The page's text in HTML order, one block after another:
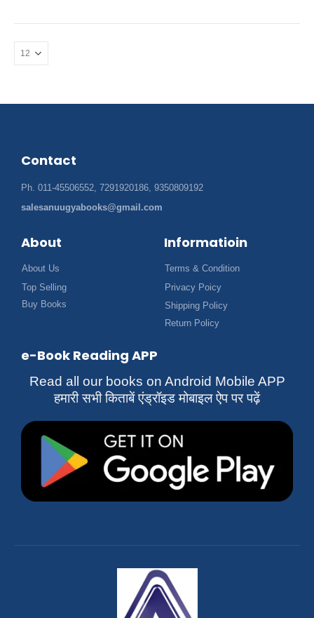
Contact
Ph. 011-45506552, 7291920186, 9350809192
salesanuugyabooks@gmail.com
About
About Us
Top Selling
Buy Books
Informatioin
Terms & Condition
Privacy Poicy
Shipping Policy
Return Policy
e-Book Reading APP
Read all our books on Android Mobile APP
हमारी सभी किताबें एंड्रॉइड मोबाइल ऐप पर पढ़ें